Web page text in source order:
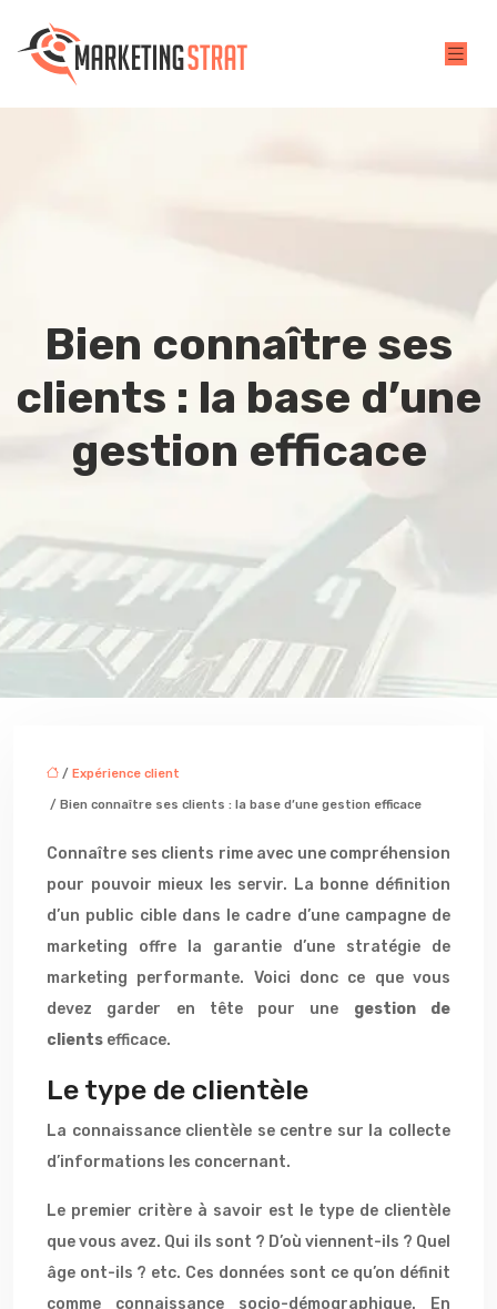
Bien connaître ses
clients : la base d’une
gestion efficace
/ Expérience client
/ Bien connaître ses clients : la base d’une gestion efficace
Connaître ses clients rime avec une compréhension
pour pouvoir mieux les servir. La bonne définition
d’un public cible dans le cadre d’une campagne de
marketing offre la garantie d’une stratégie de
marketing performante. Voici donc ce que vous
devez garder en tête pour une gestion de
clients efficace.
Le type de clientèle
La connaissance clientèle se centre sur la collecte
d’informations les concernant.
Le premier critère à savoir est le type de clientèle
que vous avez. Qui ils sont ? D’où viennent-ils ? Quel
âge ont-ils ? etc. Ces données sont ce qu’on définit
comme connaissance socio-démographique. En